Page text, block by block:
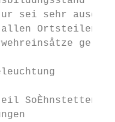
sei sehr
Ortsteilen
ge-